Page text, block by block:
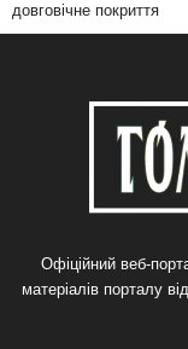
довговічне покриття
Офіційний веб-
матеріалів порталу